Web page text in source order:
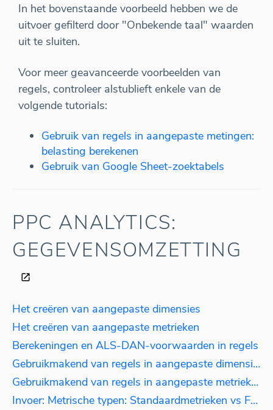
In het bovenstaande voorbeeld hebben we de
uitvoer gefilterd door "Onbekende taal" waarden
uit te sluiten.
Voor meer geavanceerde voorbeelden van
regels, controleer alstublieft enkele van de
volgende tutorials:
Gebruik van regels in aangepaste metingen:
belasting berekenen
Gebruik van Google Sheet-zoektabels
PPC ANALYTICS:
GEGEVENSOMZETTING
Het creëren van aangepaste dimensies
Het creëren van aangepaste metrieken
Berekeningen en ALS-DAN-voorwaarden in regels
Gebruikmakend van regels in aangepaste dimensies: gegevens aggregeren op basis van taal.
Gebruikmakend van regels in aangepaste metrieken: belasting berekenen
Invoer: Metrische typen: Standaardmetrieken vs Formules